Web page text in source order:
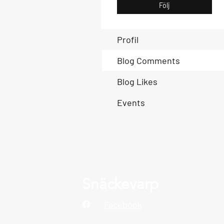
Följ
Profil
Blog Comments
Blog Likes
Events